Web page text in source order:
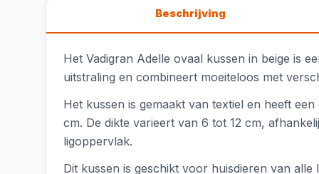
Beschrijving
Het Vadigran Adelle ovaal kussen in beige is
uitstraling en combineert moeiteloos met
Het kussen is gemaakt van textiel en heeft
cm. De dikte varieert van 6 tot 12 cm,
ligoppervlak.
Dit kussen is geschikt voor huisdieren van